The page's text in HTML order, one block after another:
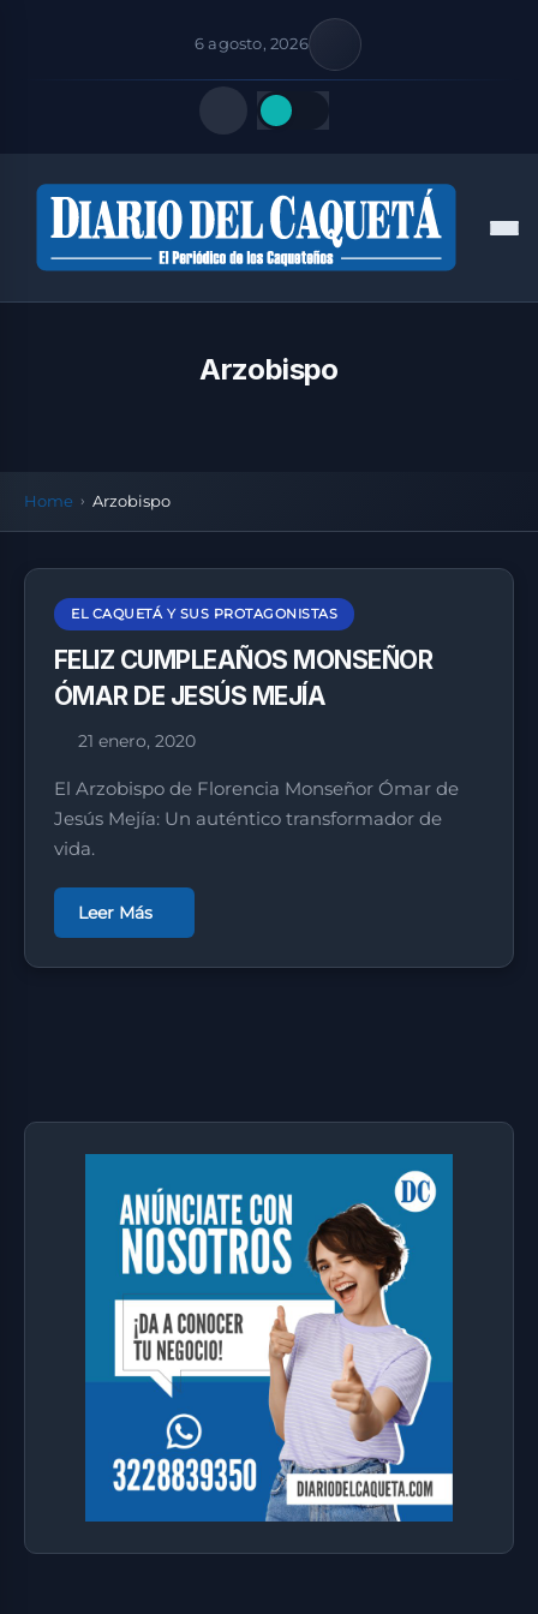
6 agosto, 2026
Quick Links
Menu
Arzobispo
Home Arzobispo
EL CAQUETÁ Y SUS PROTAGONISTAS
FELIZ CUMPLEAÑOS MONSEÑOR
ÓMAR DE JESÚS MEJÍA
21 enero, 2020
El Arzobispo de Florencia Monseñor Ómar de
Jesús Mejía: Un auténtico transformador de
vida.
Leer Más